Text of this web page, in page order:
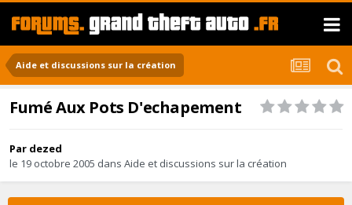
Aide et discussions sur la création
Fumé Aux Pots D'echapement
Par dezed
le 19 octobre 2005 dans Aide et discussions sur la création